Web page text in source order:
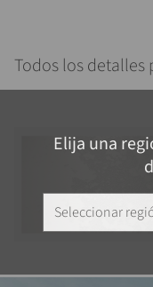
Elija una
Seleccionar
Todos los